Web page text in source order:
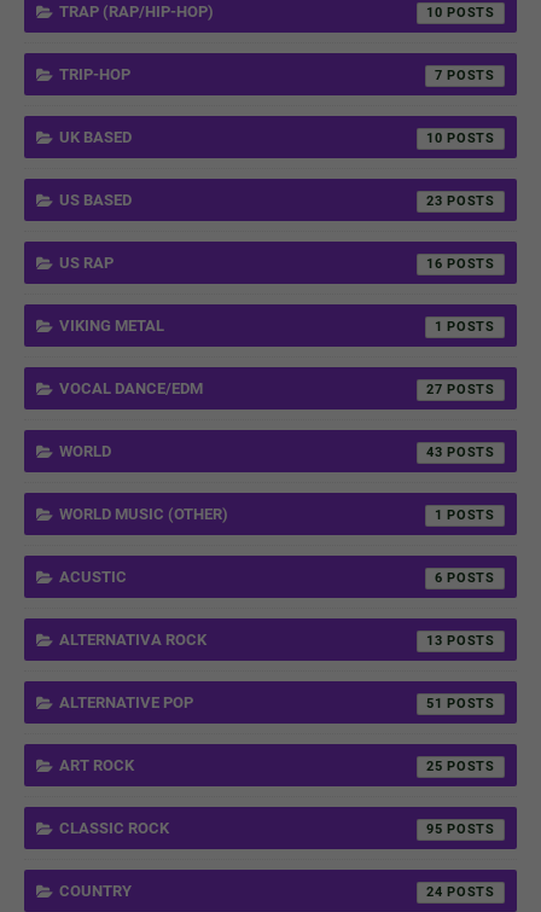
TRAP (RAP/HIP-HOP) 10
TRIP-HOP 7
UK BASED 10
US BASED 23
US RAP 16
VIKING METAL 1
VOCAL DANCE/EDM 27
WORLD 43
WORLD MUSIC (OTHER) 1
ACUSTIC 6
ALTERNATIVA ROCK 13
ALTERNATIVE POP 51
ART ROCK 25
CLASSIC ROCK 95
COUNTRY 24